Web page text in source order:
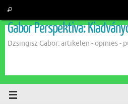
Gabor Perspektiva:
Dzsingisz Gabor: artikelen - opinies -